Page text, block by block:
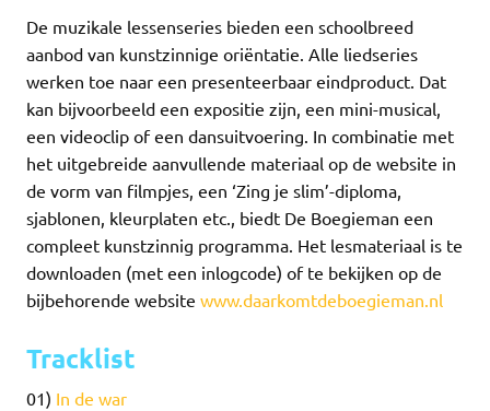
De muzikale lessenseries bieden een schoolbreed
aanbod van kunstzinnige oriëntatie. Alle liedseries
werken toe naar een presenteerbaar eindproduct. Dat
kan bijvoorbeeld een expositie zijn, een mini-musical,
een videoclip of een dansuitvoering. In combinatie met
het uitgebreide aanvullende materiaal op de website in
de vorm van filmpjes, een ‘Zing je slim’-diploma,
sjablonen, kleurplaten etc., biedt De Boegieman een
compleet kunstzinnig programma. Het lesmateriaal is te
downloaden (met een inlogcode) of te bekijken op de
bijbehorende website www.daarkomtdeboegieman.nl
Tracklist
01) In de war